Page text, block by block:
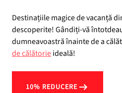
Destinațiile magice de vacanță
descoperite! Gândiți-vă
dumneavoastră înainte de a
de călătorieideală!
10% REDUCERE